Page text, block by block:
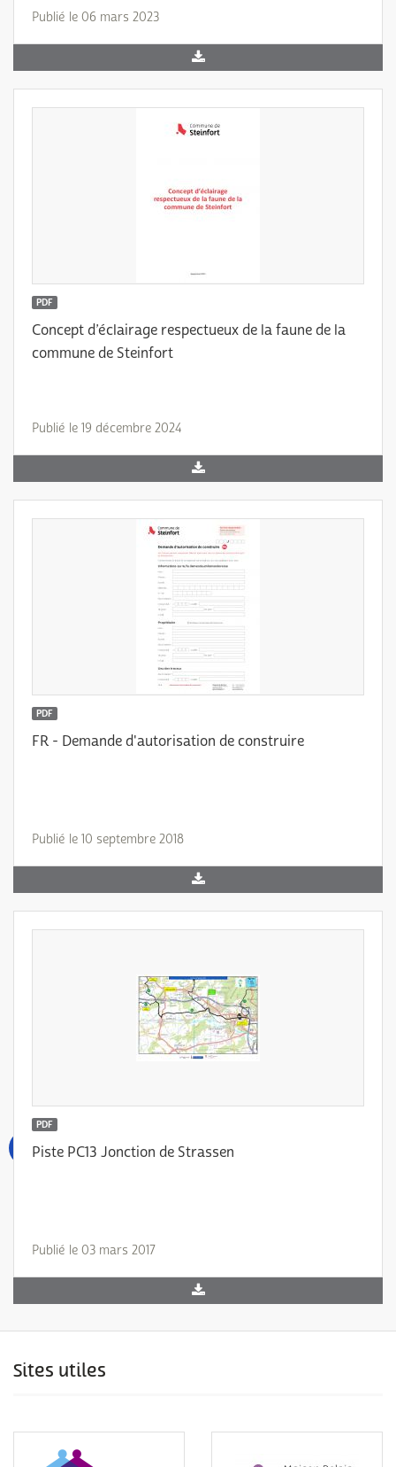
Publié le 06 mars 2023
PDF
Concept d’éclairage respectueux de la faune de la
commune de Steinfort
Publié le 19 décembre 2024
PDF
FR - Demande d'autorisation de construire
Publié le 10 septembre 2018
PDF
Piste PC13 Jonction de Strassen
Publié le 03 mars 2017
Sites utiles